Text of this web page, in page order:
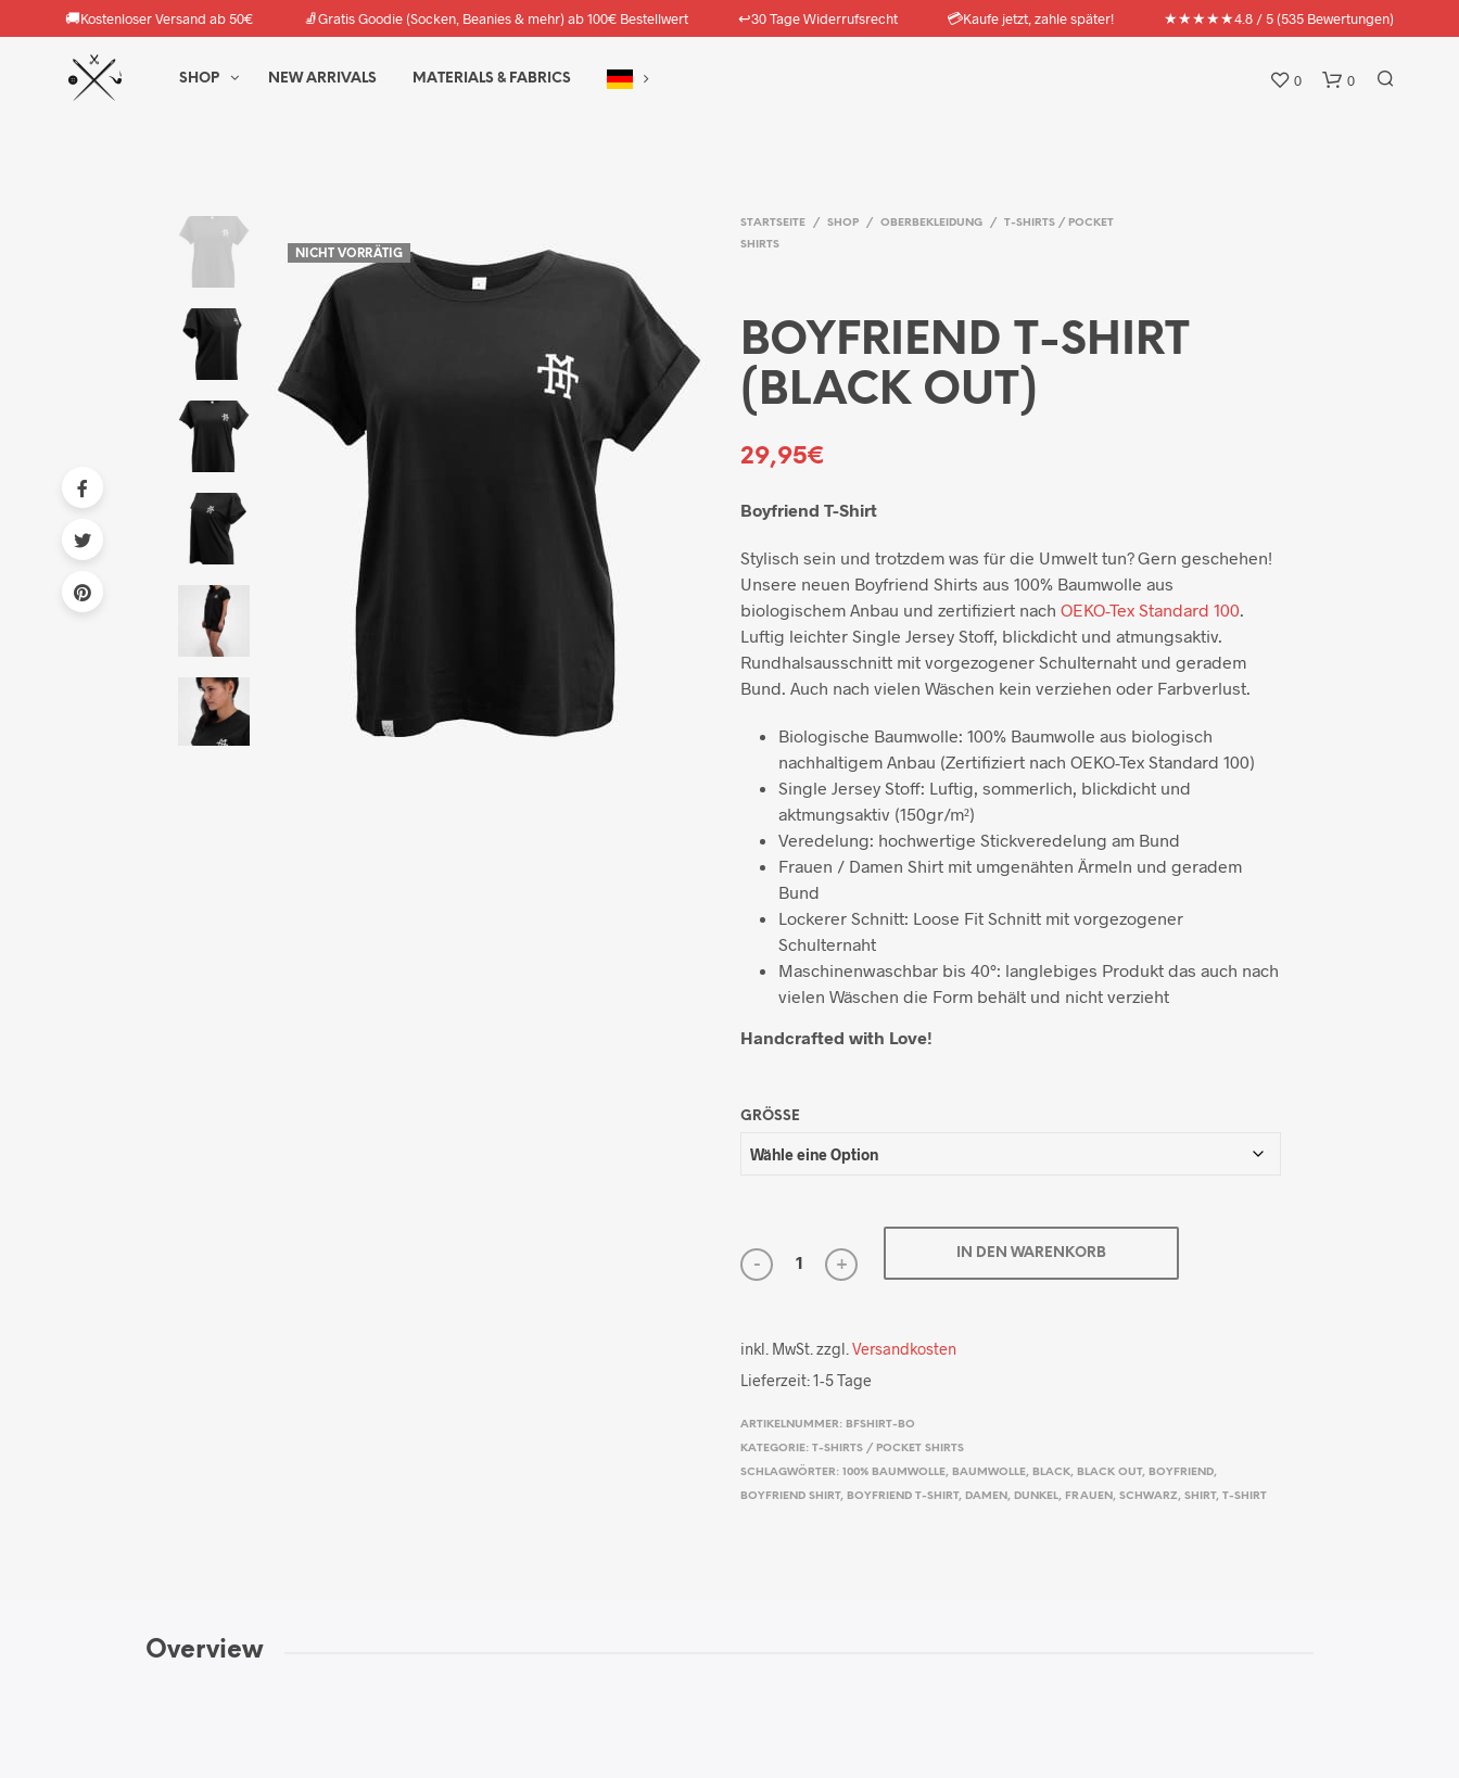
🚚Kostenloser Versand ab 50€ 🧦Gratis Goodie (Socken, Beanies & mehr) ab 100€ Bestellwert ↩️30 Tage Widerrufsrecht 💳Kaufe jetzt, zahle später! ★★★★★4.8 / 5 (535 Bewertungen)
0 0
SHOP NEW ARRIVALS MATERIALS & FABRICS
NICHT VORRÄTIG
STARTSEITE / SHOP / OBERBEKLEIDUNG /
T-SHIRTS / POCKET
SHIRTS
BOYFRIEND T-SHIRT
(BLACK OUT)
29,95€
Boyfriend T-Shirt
Stylisch sein und trotzdem was für die Umwelt tun? Gern geschehen!
Unsere neuen Boyfriend Shirts aus 100% Baumwolle aus
biologischem Anbau und zertifiziert nach OEKO-Tex Standard 100.
Luftig leichter Single Jersey Stoff, blickdicht und atmungsaktiv.
Rundhalsausschnitt mit vorgezogener Schulternaht und geradem
Bund. Auch nach vielen Wäschen kein verziehen oder Farbverlust.
Biologische Baumwolle: 100% Baumwolle aus biologisch
nachhaltigem Anbau (Zertifiziert nach OEKO-Tex Standard 100)
Single Jersey Stoff: Luftig, sommerlich, blickdicht und
aktmungsaktiv (150gr/m²)
Veredelung: hochwertige Stickveredelung am Bund
Frauen / Damen Shirt mit umgenähten Ärmeln und geradem
Bund
Lockerer Schnitt: Loose Fit Schnitt mit vorgezogener
Schulternaht
Maschinenwaschbar bis 40°: langlebiges Produkt das auch nach
vielen Wäschen die Form behält und nicht verzieht
Handcrafted with Love!
GRÖSSE
IN DEN WARENKORB
inkl. MwSt. zzgl. Versandkosten
Lieferzeit:1-5 Tage
ARTIKELNUMMER: BFSHIRT-BO
KATEGORIE: T-SHIRTS / POCKET SHIRTS
SCHLAGWÖRTER: 100% BAUMWOLLE, BAUMWOLLE, BLACK, BLACK OUT, BOYFRIEND,
BOYFRIEND SHIRT, BOYFRIEND T-SHIRT, DAMEN , DUNKEL, FRAUEN , SCHWARZ, SHIRT, T-SHIRT
Overview